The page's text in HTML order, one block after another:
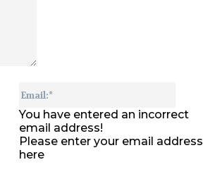
You have entered an incorrect
email address!
Please enter your email address
here